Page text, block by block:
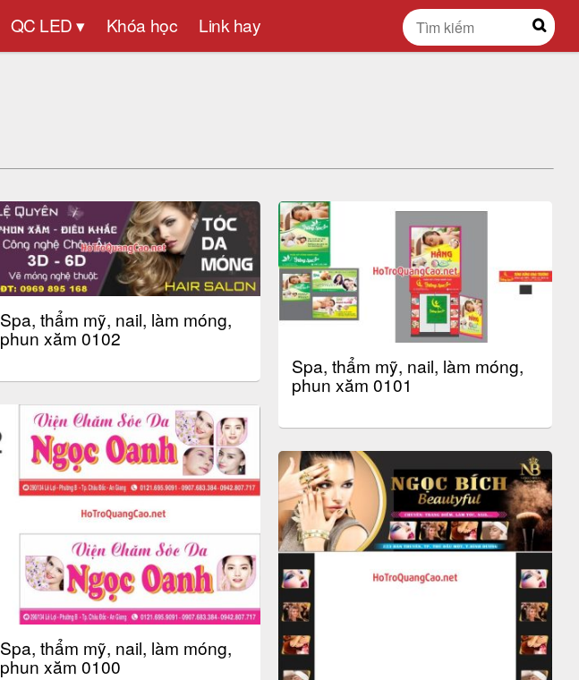
QC LED ▾ Khóa học Link hay
Spa, thẩm mỹ, nail, làm móng,
phun xăm 0102
Spa, thẩm mỹ, nail, làm móng,
phun xăm 0101
Spa, thẩm mỹ, nail, làm móng,
phun xăm 0100